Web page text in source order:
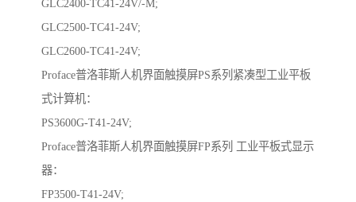
GLC2400-TC41-24V/-M;
GLC2500-TC41-24V;
GLC2600-TC41-24V;
Proface普洛菲斯人机界面触摸屏PS系列紧凑型工业平板
式计算机：
PS3600G-T41-24V;
Proface普洛菲斯人机界面触摸屏FP系列 工业平板式显示
器：
FP3500-T41-24V;